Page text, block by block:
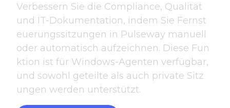
Verbessern Sie die Compliance, Qualität
und IT-Dokumentation, indem Sie Fernst
euerungssitzungen in Pulseway manuell
oder automatisch aufzeichnen. Diese Fun
ktion ist für Windows-Agenten verfügbar,
und sowohl geteilte als auch private Sitz
ungen werden unterstützt.